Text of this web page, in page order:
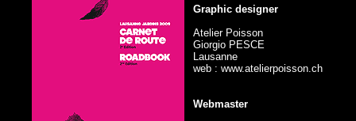
Graphic designer
Atelier Poisson
Giorgio PESCE
Lausanne
web : www.atelierpoisson.ch
Webmaster